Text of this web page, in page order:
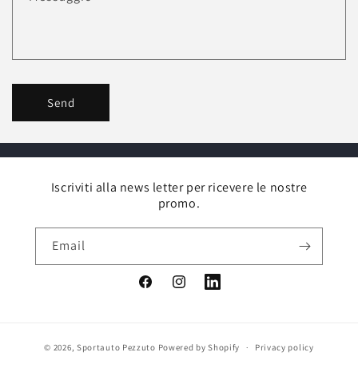
Send
Iscriviti alla news letter per ricevere le nostre
promo.
Email
FacebookInstagram
Vimeo
© 2026, Sportauto Pezzuto Powered by Shopify Privacy policy